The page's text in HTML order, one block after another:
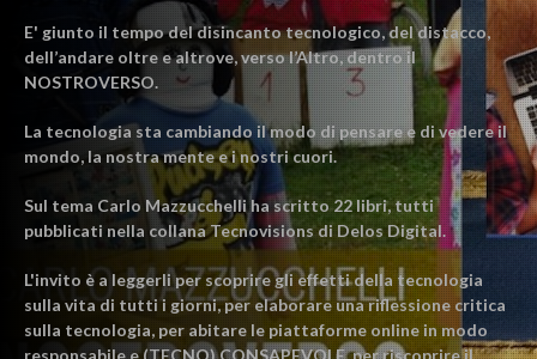
E' giunto il tempo del disincanto tecnologico, del distacco,
dell’andare oltre e altrove, verso l’Altro, dentro il
NOSTROVERSO.
La tecnologia sta cambiando il modo di pensare e di vedere il
mondo, la nostra mente e i nostri cuori.
Sul tema Carlo Mazzucchelli ha scritto 22 libri, tutti
pubblicati nella collana Tecnovisions di Delos Digital.
L'invito è a leggerli per scoprire gli effetti della tecnologia
sulla vita di tutti i giorni, per elaborare una riflessione critica
sulla tecnologia, per abitare le piattaforme online in modo
responsabile e (TECNO) CONSAPEVOLE, per riscoprire il